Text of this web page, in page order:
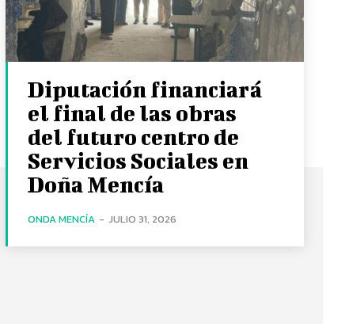
Diputación financiará
el final de las obras
del futuro centro de
Servicios Sociales en
Doña Mencía
ONDA MENCÍA - JULIO 31, 2026